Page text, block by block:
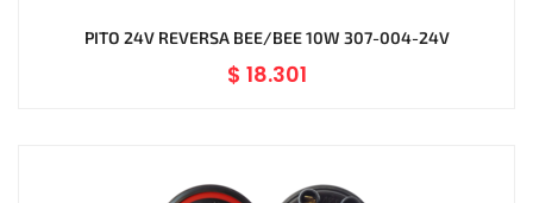
PITO 24V REVERSA BEE/BEE 10W 307-004-24V
$ 18.301